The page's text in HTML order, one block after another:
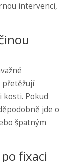
intervenci,
přetěžují
kosti. Pokud
jde o
špatným
fixaci